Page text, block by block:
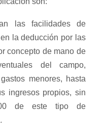
las facilidades de
la deducción por las
concepto de mano de
del campo,
menores, hasta
ingresos propios, sin
de este tipo de